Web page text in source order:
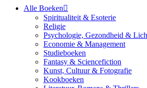
Alle Boeken
Spiritualiteit & Esoterie
Religie
Psychologie, Gezondheid &
Economie & Management
Studieboeken
Fantasy & Sciencefiction
Kunst, Cultuur & Fotografie
Kookboeken